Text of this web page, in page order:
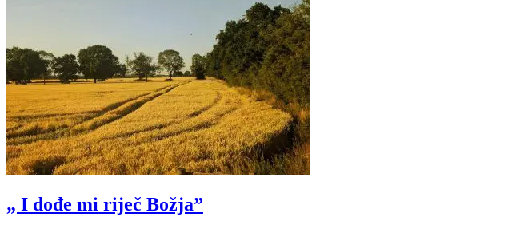
„ I dođe mi riječ Božja”